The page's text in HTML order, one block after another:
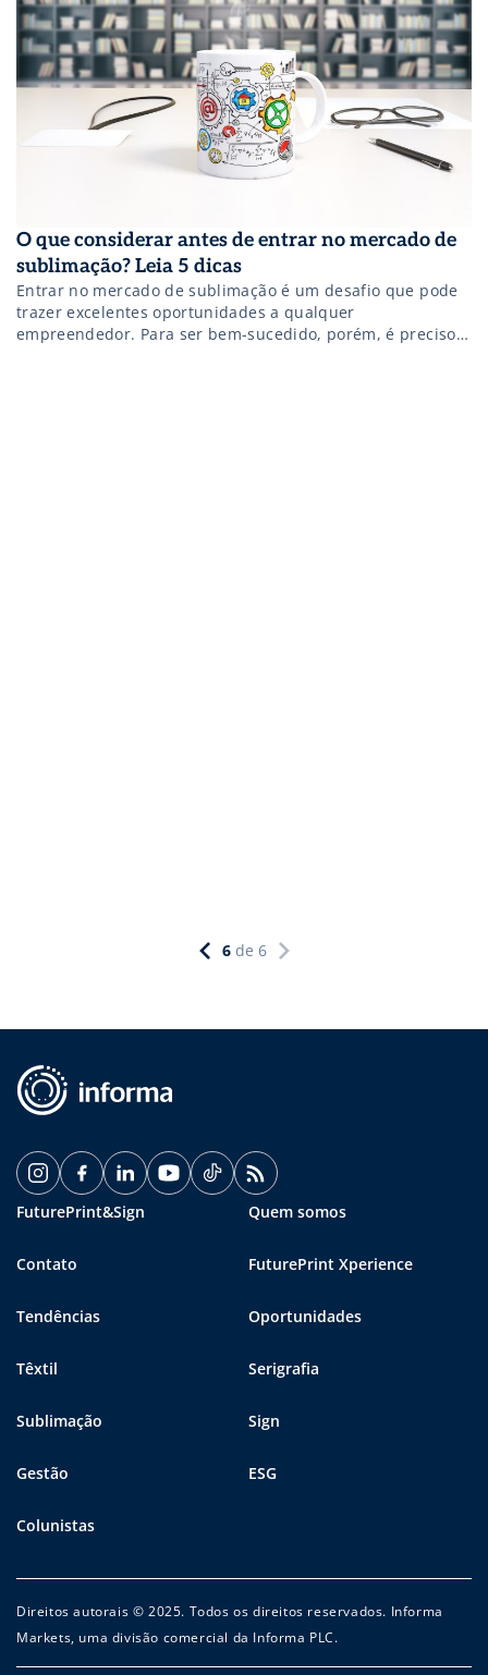
O que considerar antes de entrar no mercado de
sublimação? Leia 5 dicas
Entrar no mercado de sublimação é um desafio que pode
trazer excelentes oportunidades a qualquer
empreendedor. Para ser bem-sucedido, porém, é preciso
6 de 6
FuturePrint&Sign Quem somos
Contato FuturePrint Xperience
Tendências Oportunidades
Têxtil Serigrafia
Sublimação Sign
Gestão ESG
Colunistas
Direitos autorais © 2025. Todos os direitos reservados. Informa
Markets, uma divisão comercial da Informa PLC.